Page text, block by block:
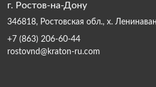
г. Ростов-на-Дону
346818, Ростовская обл., х.
+7 (863) 206-60-44
rostovnd@kraton-ru.com